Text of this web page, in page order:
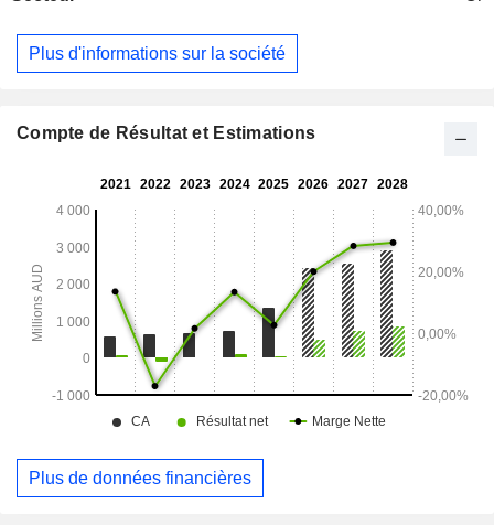
environ 150 km au nord-ouest de Meekatharra. Ses activités
autour de la ville régionale de Meekatharra englobent le
Flat, Yaloginda, Nannine et Reedy’s. Ses activités autour de
historiques de Big Bell, Cuddingwarra, Day Dawn et
600 km de Perth, à Kambalda, en Australie-Occidentale.
Plus d'informations sur la société
Compte de Résultat et Estimations
Plus de données financières